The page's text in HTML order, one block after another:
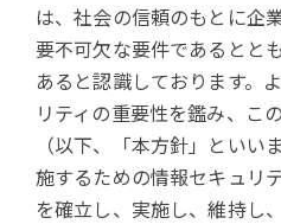
は、社会の信頼のもとに企
要不可欠な要件であるとと
あると認識しております。
リティの重要性を鑑み、こ
（以下、「本方針」とい
施するための情報セキュリ
を確立し、実施し、維持し